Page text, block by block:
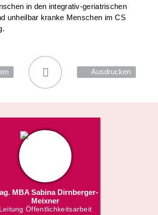
in den integrativ-geriatrischen
unheilbar kranke Menschen im CS
Ausdrucken
MBA Sabina Dirnberger-
Meixner
Leitung Öffentlichkeitsarbeit